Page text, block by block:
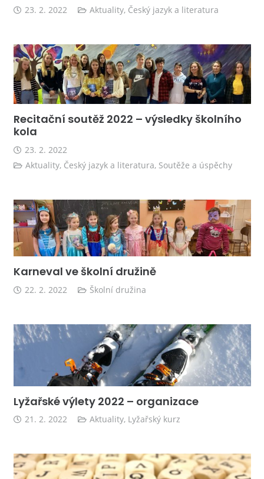
23. 2. 2022 Aktuality, Český jazyk a literatura
Recitační soutěž 2022 – výsledky školního
kola
23. 2. 2022
Aktuality, Český jazyk a literatura, Soutěže a úspěchy
Karneval ve školní družině
22. 2. 2022 Školní družina
Lyžařské výlety 2022 – organizace
21. 2. 2022 Aktuality, Lyžařský kurz